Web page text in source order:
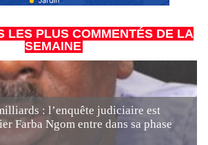
LES PLUS COMMENTÉS DE LA
SEMAINE
: l’enquête judiciaire est
Farba Ngom entre dans sa phase